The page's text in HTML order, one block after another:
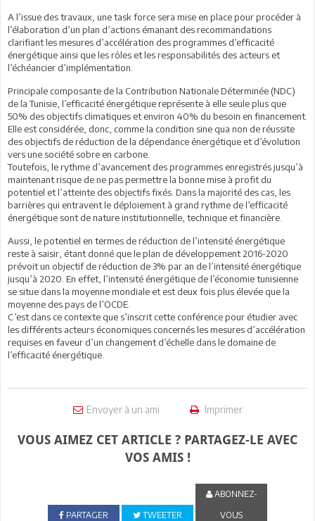
A l’issue des travaux, une task force sera mise en place pour procéder à
l’élaboration d’un plan d’actions émanant des recommandations
clarifiant les mesures d’accélération des programmes d’efficacité
énergétique ainsi que les rôles et les responsabilités des acteurs et
l’échéancier d’implémentation.
Principale composante de la Contribution Nationale Déterminée (NDC)
de la Tunisie, l’efficacité énergétique représente à elle seule plus que
50% des objectifs climatiques et environ 40% du besoin en financement.
Elle est considérée, donc, comme la condition sine qua non de réussite
des objectifs de réduction de la dépendance énergétique et d’évolution
vers une société sobre en carbone.
Toutefois, le rythme d’avancement des programmes enregistrés jusqu’à
maintenant risque de ne pas permettre la bonne mise à profit du
potentiel et l’atteinte des objectifs fixés. Dans la majorité des cas, les
barrières qui entravent le déploiement à grand rythme de l’efficacité
énergétique sont de nature institutionnelle, technique et financière.
Aussi, le potentiel en termes de réduction de l’intensité énergétique
reste à saisir, étant donné que le plan de développement 2016-2020
prévoit un objectif de réduction de 3% par an de l’intensité énergétique
jusqu’à 2020. En effet, l’intensité énergétique de l’économie tunisienne
se situe dans la moyenne mondiale et est deux fois plus élevée que la
moyenne des pays de l’OCDE.
C’est dans ce contexte que s’inscrit cette conférence pour étudier avec
les différents acteurs économiques concernés les mesures d’accélération
requises en faveur d’un changement d’échelle dans le domaine de
l’efficacité énergétique.
Envoyer à un ami Imprimer
VOUS AIMEZ CET ARTICLE ? PARTAGEZ-LE AVEC
VOS AMIS !
PARTAGER TWEETER
ABONNEZ-
VOUS